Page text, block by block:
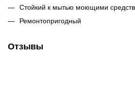
Стойкий к мытью моющими
Ремонтопригодный
Отзывы